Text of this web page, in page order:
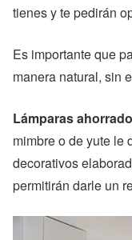
tienes y te pedirán
Es importante que
manera natural, sin
Lámparas
mimbre o de yute le
decorativos
permitirán darle un